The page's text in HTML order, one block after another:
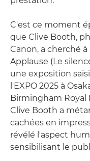
C'est ce moment
que Clive Booth,
Canon, a cherché
Applause (Le
une exposition
l'EXPO 2025 à
Birmingham Royal
Clive Booth a
cachées en
révélé l'aspect
sensibilisant le